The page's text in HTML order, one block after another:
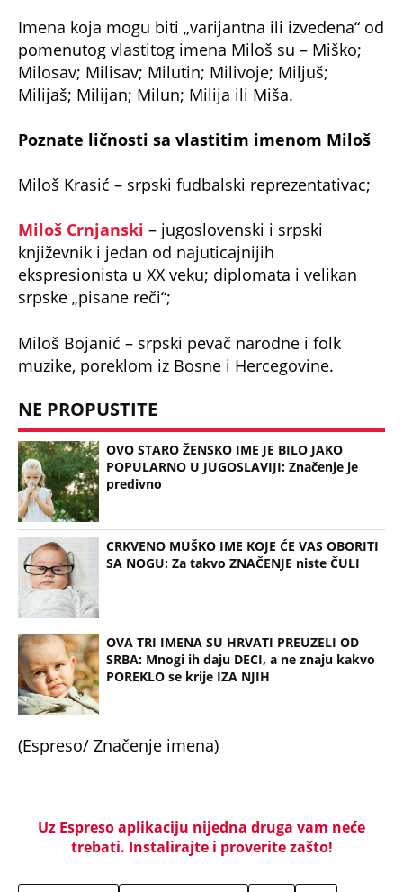
Imena koja mogu biti „varijantna ili izvedena“ od
pomenutog vlastitog imena Miloš su – Miško;
Milosav; Milisav; Milutin; Milivoje; Miljuš;
Milijaš; Milijan; Milun; Milija ili Miša.
Poznate ličnosti sa vlastitim imenom Miloš
Miloš Krasić – srpski fudbalski reprezentativac;
Miloš Crnjanski – jugoslovenski i srpski
književnik i jedan od najuticajnijih
ekspresionista u XX veku; diplomata i velikan
srpske „pisane reči“;
Miloš Bojanić – srpski pevač narodne i folk
muzike, poreklom iz Bosne i Hercegovine.
NE PROPUSTITE
OVO STARO ŽENSKO IME JE BILO JAKO
POPULARNO U JUGOSLAVIJI: Značenje je
predivno
CRKVENO MUŠKO IME KOJE ĆE VAS OBORITI
SA NOGU: Za takvo ZNAČENJE niste ČULI
OVA TRI IMENA SU HRVATI PREUZELI OD
SRBA: Mnogi ih daju DECI, a ne znaju kakvo
POREKLO se krije IZA NJIH
(Espreso/ Značenje imena)
Uz Espreso aplikaciju nijedna druga vam neće
trebati. Instalirajte i proverite zašto!